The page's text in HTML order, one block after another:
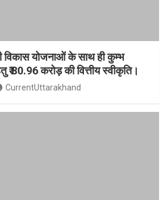
विकास योजनाओं के साथ ही कुम्भ
₹ 80.96 करोड़ की वित्तीय स्वीकृति।
CurrentUttarakhand